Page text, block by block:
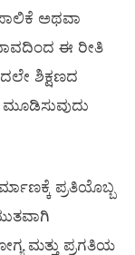
ಅಥವಾ
ಈ ರೀತಿ
ಶಿಕ್ಷಣದ
ಪ್ರತಿಯೊಬ್ಬ
ಮತ್ತು ಪ್ರಗತಿಯ